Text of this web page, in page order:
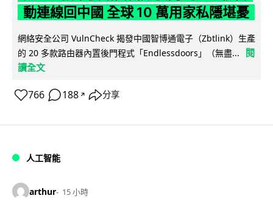
動連線回中國 全球 10 萬用家私隱堪憂
網絡安全公司 VulnCheck 揭發中國智博通電子（Zbtlink）生產
的 20 多款路由器內置後門程式「Endlessdoors」（無盡...
閱
讀全文
766 188 ↗ 分享
人工智能
arthur 15 小時